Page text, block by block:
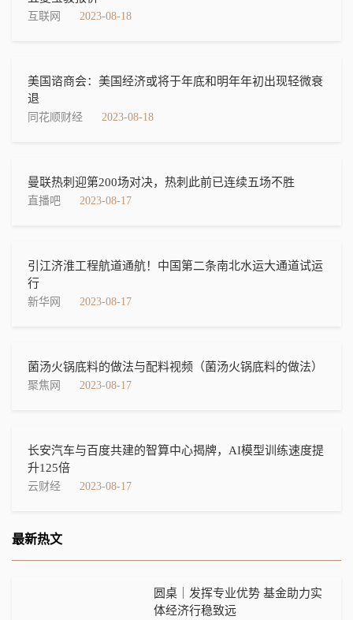
互联网 2023-08-18
美国谘商会：美国经济或将于年底和明年年初出现轻微衰
退
同花顺财经 2023-08-18
曼联热刺迎第200场对决，热刺此前已连续五场不胜
直播吧 2023-08-17
引江济淮工程航道通航！中国第二条南北水运大通道试运
行
新华网 2023-08-17
菌汤火锅底料的做法与配料视频（菌汤火锅底料的做法）
聚焦网 2023-08-17
长安汽车与百度共建的智算中心揭牌，AI模型训练速度提
升125倍
云财经 2023-08-17
最新热文
圆桌｜发挥专业优势 基金助力实
体经济行稳致远